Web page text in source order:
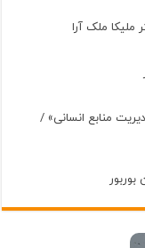
ملیکا ملک آرا
منابع انسانی» /